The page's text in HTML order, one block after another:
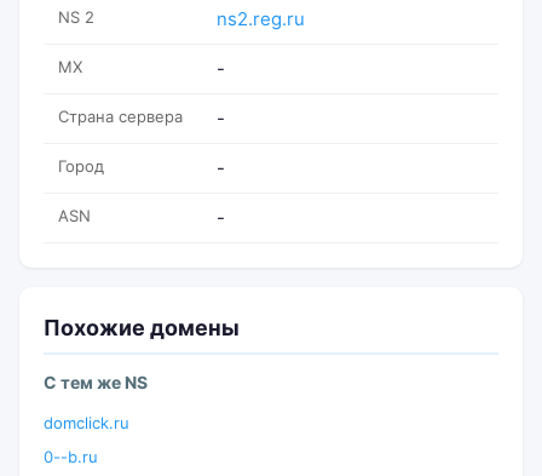
NS 2 ns2.reg.ru
MX -
Страна сервера -
Город -
ASN -
Похожие домены
С тем же NS
domclick.ru
0--b.ru